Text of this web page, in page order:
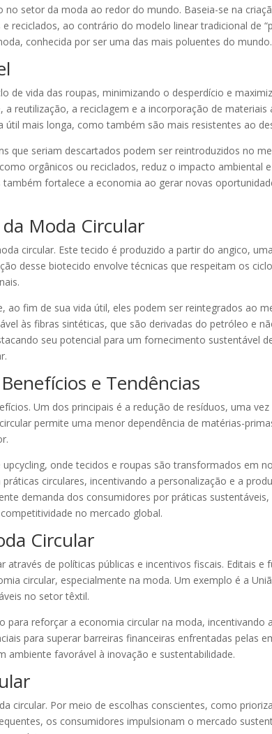
setor da moda ao redor do mundo. Baseia-se na
ao contrário do modelo linear tradicional de
conhecida por ser uma das mais poluentes do mundo.
de vida das roupas, minimizando o desperdício e
reutilização, a reciclagem e a incorporação de materiais
mais longa, como também são mais resistentes ao
que seriam descartados podem ser reintroduzidos no
orgânicos ou reciclados, reduz o impacto ambiental
fortalece a economia ao gerar novas
Moda Circular
circular. Este tecido é produzido a partir do angico,
desse biotecido envolve técnicas que respeitam os
fim de sua vida útil, eles podem ser reintegrados ao
às fibras sintéticas, que são derivadas do petróleo e
seu potencial para um fornecimento sustentável
e Tendências
Um dos principais é a redução de resíduos, uma
permite uma menor dependência de matérias-
onde tecidos e roupas são transformados em
circulares, incentivando a personalização e a
demanda dos consumidores por práticas
no mercado global.
Circular
de políticas públicas e incentivos fiscais. Editais e
circular, especialmente na moda. Um exemplo é a
no setor têxtil.
reforçar a economia circular na moda, incentivando
para superar barreiras financeiras enfrentadas pelas
ambiente favorável à inovação e sustentabilidade.
circular. Por meio de escolhas conscientes, como
os consumidores impulsionam o mercado